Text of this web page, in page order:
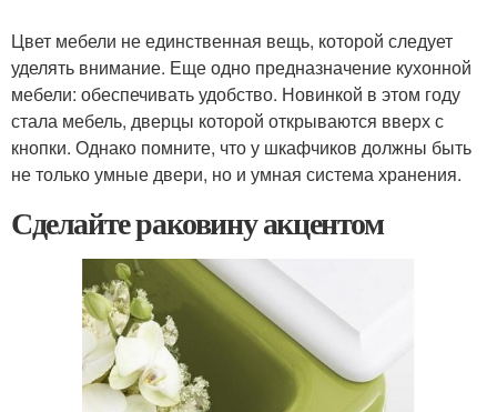
Цвет мебели не единственная вещь, которой следует
уделять внимание. Еще одно предназначение кухонной
мебели: обеспечивать удобство. Новинкой в этом году
стала мебель, дверцы которой открываются вверх с
кнопки. Однако помните, что у шкафчиков должны быть
не только умные двери, но и умная система хранения.
Сделайте раковину акцентом